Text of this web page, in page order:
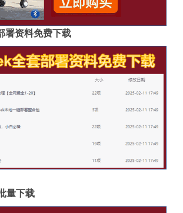
署资料免费下载
量下载